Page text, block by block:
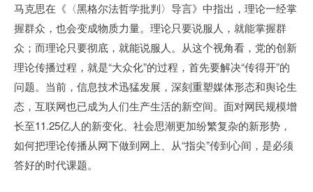
马克思在《〈黑格尔法哲学批判〉导言》中指出，理论一经掌
握群众，也会变成物质力量。理论只要说服人，就能掌握群
众；而理论只要彻底，就能说服人。从这个视角看，党的创新
理论传播过程，就是“大众化”的过程，首先要解决“传得开”的
问题。当前，信息技术迅猛发展，深刻重塑媒体形态和舆论生
态，互联网也已成为人们生产生活的新空间。面对网民规模增
长至11.25亿人的新变化、社会思潮更加纷繁复杂的新形势，
如何把理论传播从网下做到网上、从“指尖”传到心间，是必须
答好的时代课题。